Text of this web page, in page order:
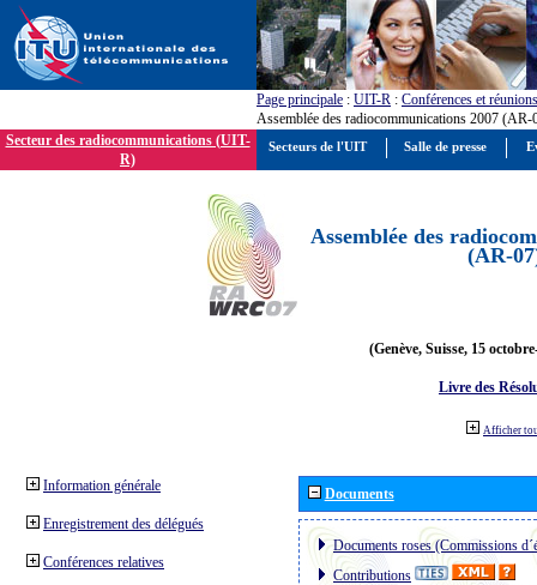
Page principale : UIT-R : Conférences et réunions
Assemblée des radiocommunications 2007 (AR-
Secteur des radiocommunications (UIT-
R)
Assemblée des
(AR-
(Genève, Suisse, 15
Livre des
Afficher
Information générale
Enregistrement des délégués
Conférences relatives
Documents
Documents roses (Commissions
Contributions
Secteurs de l'UIT Salle de presse